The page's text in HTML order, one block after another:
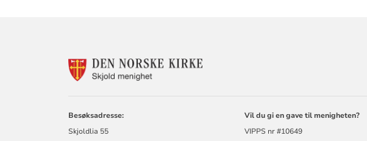
KONTAKTINFORMASJON
Besøksadresse:
Skjoldlia 55
Vil du gi en gave til menigheten?
VIPPS nr #10649